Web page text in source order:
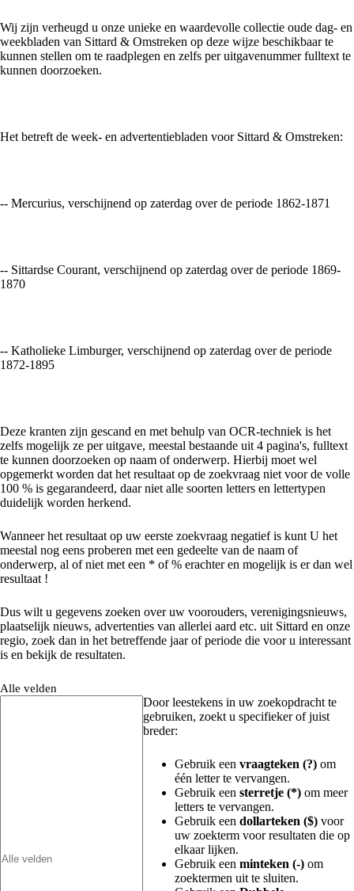
Wij zijn verheugd u onze unieke en waardevolle collectie oude dag- en
weekbladen van Sittard & Omstreken op deze wijze beschikbaar te
kunnen stellen om te raadplegen en zelfs per uitgavenummer fulltext te
kunnen doorzoeken.
Het betreft de week- en advertentiebladen voor Sittard & Omstreken:
-- Mercurius, verschijnend op zaterdag over de periode 1862-1871
-- Sittardse Courant, verschijnend op zaterdag over de periode 1869-
1870
-- Katholieke Limburger, verschijnend op zaterdag over de periode
1872-1895
Deze kranten zijn gescand en met behulp van OCR-techniek is het
zelfs mogelijk ze per uitgave, meestal bestaande uit 4 pagina's, fulltext
te kunnen doorzoeken op naam of onderwerp. Hierbij moet wel
opgemerkt worden dat het resultaat op de zoekvraag niet voor de volle
100 % is gegarandeerd, daar niet alle soorten letters en lettertypen
duidelijk worden herkend.
Wanneer het resultaat op uw eerste zoekvraag negatief is kunt U het
meestal nog eens proberen met een gedeelte van de naam of
onderwerp, al of niet met een * of % erachter en mogelijk is er dan wel
resultaat !
Dus wilt u gegevens zoeken over uw voorouders, verenigingsnieuws,
plaatselijk nieuws, advertenties van allerlei aard etc. uit Sittard en onze
regio, zoek dan in het betreffende jaar of periode die voor u interessant
is en bekijk de resultaten.
Alle velden
Door leestekens in uw zoekopdracht te
gebruiken, zoekt u specifieker of juist
breder:
Gebruik een vraagteken (?) om
één letter te vervangen.
Gebruik een sterretje (*) om meer
letters te vervangen.
Gebruik een dollarteken ($) voor
uw zoekterm voor resultaten die op
elkaar lijken.
Gebruik een minteken (-) om
zoektermen uit te sluiten.